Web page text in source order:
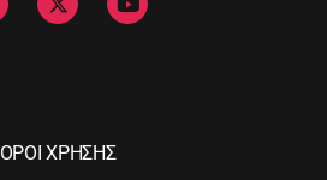
ΟΡΟΙ ΧΡΗΣΗΣ